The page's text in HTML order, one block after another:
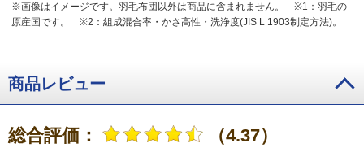
※画像はイメージです。羽毛布団以外は商品に含まれません。
※1：羽毛の
原産国です。
※2：組成混合率・かさ高性・洗浄度(JIS L 1903制定方法)。
商品レビュー
総合評価： （4.37）